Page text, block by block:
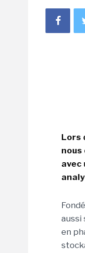
Lors
avec
aussi
en